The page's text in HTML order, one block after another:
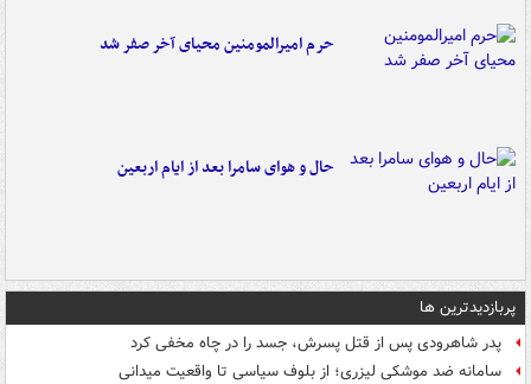
حرم امیرالمومنین محیای آخر صفر شد
حال و هوای سامرا بعد از ایام اربعین
پربازدیدترین ها
پدر شاهرودی پس از قتل پسرش، جسد را در چاه مخفی کرد
سامانه ضد موشکی لیزری؛ از بلوف سیاسی تا واقعیت میدانی